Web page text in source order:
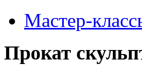
Мастер-
Прокат